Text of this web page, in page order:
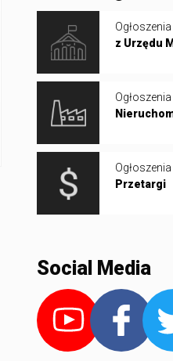
Ogłoszenia
z Urzędu
Ogłoszenia
Ogłoszenia
Przetargi
Social Media